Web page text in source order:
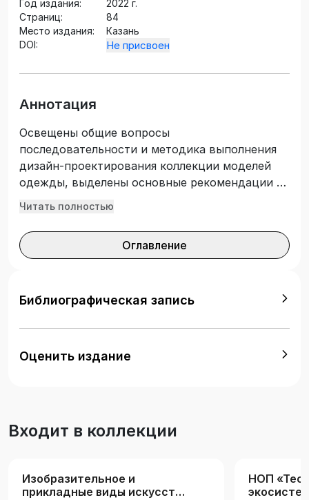
Год издания:
2022 г.
Страниц:
84
Место издания:
Казань
DOI:
Не присвоен
Аннотация
Освещены общие вопросы
последовательности и методика выполнения
дизайн-проектирования коллекции моделей
одежды, выделены основные рекомендации и
положения в соответствии с требованиями
Предназначено для бакалавров очной и
заочной форм обучения направлений
Подготовлено на кафедре дизайна.
Читать полностью
Оглавление
Библиографическая запись
Оценить издание
Входит в коллекции
Изобразительное и
прикладные виды искусств.
НОП